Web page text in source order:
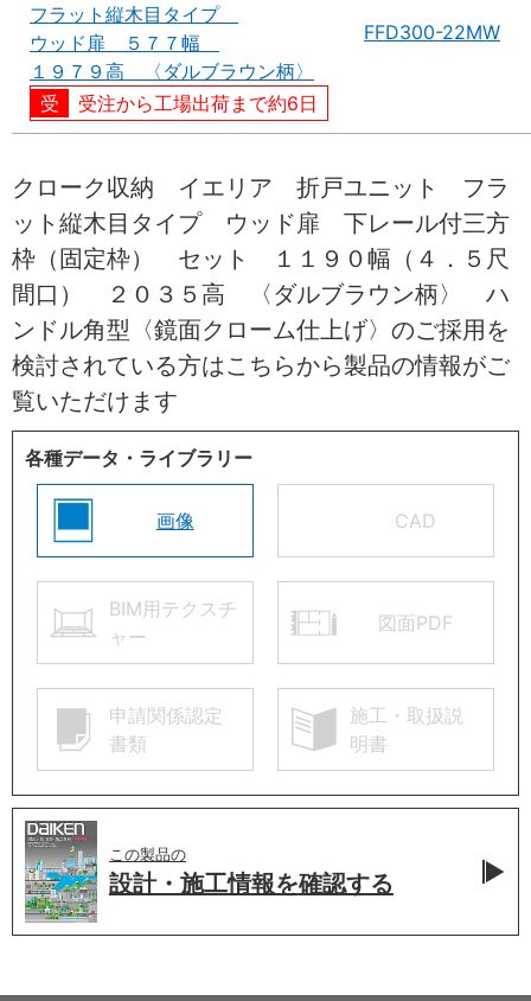
フラット縦木目タイプ
ウッド扉 ５７７幅
１９７９高 〈ダルブラウン柄〉
受注から工場出荷まで約6日
FFD300-22MW
クローク収納 イエリア 折戸ユニット フラ
ット縦木目タイプ ウッド扉 下レール付三方
枠（固定枠） セット １１９０幅（４．５尺
間口） ２０３５高 〈ダルブラウン柄〉 ハ
ンドル角型〈鏡面クローム仕上げ〉のご採用を
検討されている方はこちらから製品の情報がご
覧いただけます
各種データ・ライブラリー
画像 CAD
BIM用テクスチ
ャー
図面PDF
申請関係認定
書類
施工・取扱説
明書
この製品の
設計・施工情報を確認する